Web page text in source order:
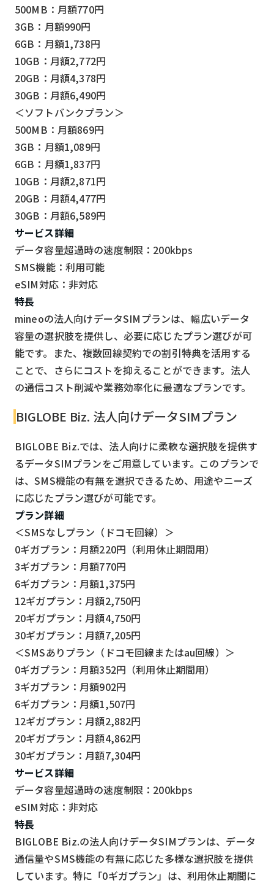
500MB：月額770円
3GB：月額990円
6GB：月額1,738円
10GB：月額2,772円
20GB：月額4,378円
30GB：月額6,490円
＜ソフトバンクプラン＞
500MB：月額869円
3GB：月額1,089円
6GB：月額1,837円
10GB：月額2,871円
20GB：月額4,477円
30GB：月額6,589円
サービス詳細
データ容量超過時の速度制限：200kbps
SMS機能：利用可能
eSIM対応：非対応
特長
mineoの法人向けデータSIMプランは、幅広いデータ
容量の選択肢を提供し、必要に応じたプラン選びが可
能です。また、複数回線契約での割引特典を活用する
ことで、さらにコストを抑えることができます。法人
の通信コスト削減や業務効率化に最適なプランです。
BIGLOBE Biz. 法人向けデータSIMプラン
BIGLOBE Biz.では、法人向けに柔軟な選択肢を提供す
るデータSIMプランをご用意しています。このプランで
は、SMS機能の有無を選択できるため、用途やニーズ
に応じたプラン選びが可能です。
プラン詳細
＜SMSなしプラン（ドコモ回線）＞
0ギガプラン：月額220円（利用休止期間用）
3ギガプラン：月額770円
6ギガプラン：月額1,375円
12ギガプラン：月額2,750円
20ギガプラン：月額4,750円
30ギガプラン：月額7,205円
＜SMSありプラン（ドコモ回線またはau回線）＞
0ギガプラン：月額352円（利用休止期間用）
3ギガプラン：月額902円
6ギガプラン：月額1,507円
12ギガプラン：月額2,882円
20ギガプラン：月額4,862円
30ギガプラン：月額7,304円
サービス詳細
データ容量超過時の速度制限：200kbps
eSIM対応：非対応
特長
BIGLOBE Biz.の法人向けデータSIMプランは、データ
通信量やSMS機能の有無に応じた多様な選択肢を提供
しています。特に「0ギガプラン」は、利用休止期間に